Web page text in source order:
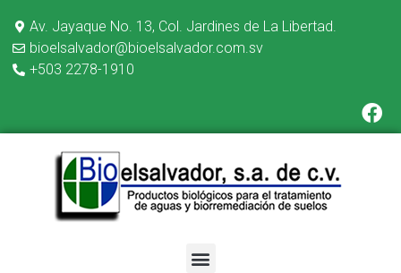
Av. Jayaque No. 13, Col. Jardines de La Libertad.
bioelsalvador@bioelsalvador.com.sv
+503 2278-1910